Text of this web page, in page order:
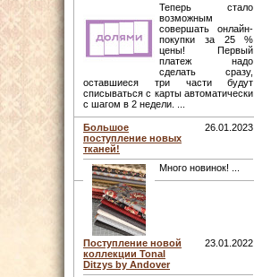
Теперь стало
возможным
совершать онлайн-
покупки за 25 %
цены! Первый
платеж надо
сделать сразу,
оставшиеся три части будут
списываться с карты автоматически
с шагом в 2 недели. ...
Большое
поступление новых
тканей!
26.01.2023
Много новинок! ...
Поступление новой
коллекции Tonal
Ditzys by Andover
23.01.2022